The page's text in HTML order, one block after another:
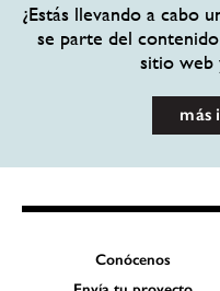
¿Estás llevando a cabo
se parte del
sitio web
más
Conócenos